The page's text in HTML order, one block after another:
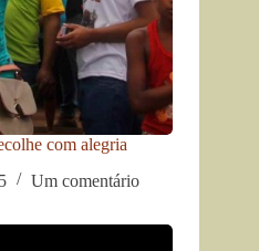
com alegria
Um comentário